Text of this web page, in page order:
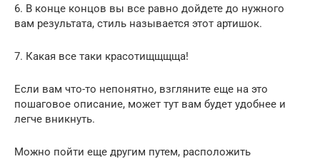
6. В конце концов вы все равно дойдете до нужного
вам результата, стиль называется этот артишок.
7. Какая все таки красотищщщща!
Если вам что-то непонятно, взгляните еще на это
пошаговое описание, может тут вам будет удобнее и
легче вникнуть.
Можно пойти еще другим путем, расположить